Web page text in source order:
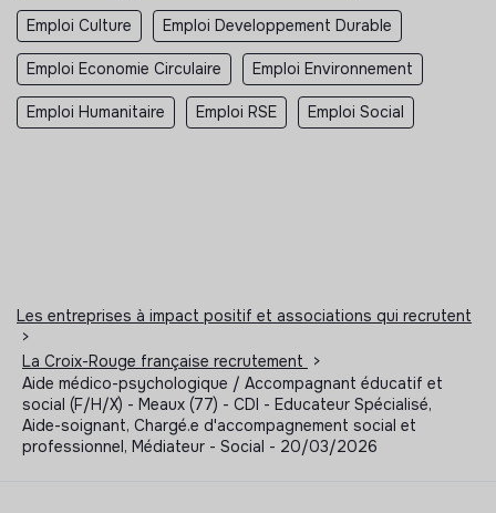
Emploi Culture Emploi Developpement Durable
Emploi Economie Circulaire Emploi Environnement
Emploi Humanitaire Emploi RSE Emploi Social
Les entreprises à impact positif et associations qui recrutent
>
La Croix-Rouge française recrutement
>
Aide médico-psychologique / Accompagnant éducatif et
social (F/H/X) - Meaux (77) - CDI - Educateur Spécialisé,
Aide-soignant, Chargé.e d'accompagnement social et
professionnel, Médiateur - Social - 20/03/2026